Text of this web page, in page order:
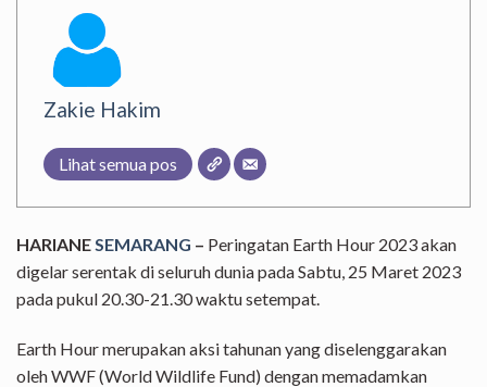
Zakie Hakim
Lihat semua pos
HARIANESEMARANG – Peringatan Earth Hour 2023 akan
digelar serentak di seluruh dunia pada Sabtu, 25 Maret 2023
pada pukul 20.30-21.30 waktu setempat.
Earth Hour merupakan aksi tahunan yang diselenggarakan
oleh WWF (World Wildlife Fund) dengan memadamkan